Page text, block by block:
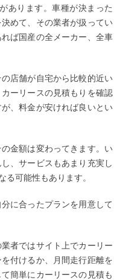
あります。車種が決まった
めて、その業者が扱ってい
ば国産の全メーカー、全車
店舗が自宅から比較的近い
ーリースの見積もりを確認
、料金が安ければ良いとい
金額は変わってきます。い
、サービスもあまり充実し
可能性もあります。
に合ったプランを用意して
者ではサイト上でカーリー
付けるか、月間走行距離を
簡単にカーリースの見積も